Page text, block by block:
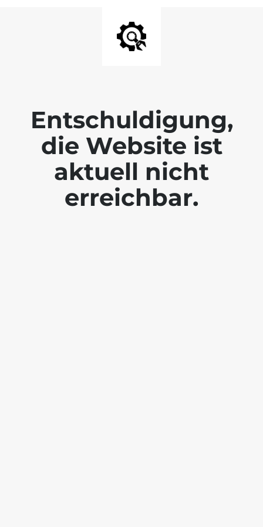
Entschuldigung,
die Website ist
aktuell nicht
erreichbar.